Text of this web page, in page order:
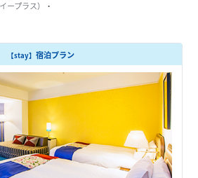
ープラス）・
【stay】 宿泊プラン